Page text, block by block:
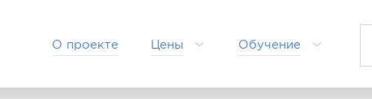
О проекте Цены Обучение